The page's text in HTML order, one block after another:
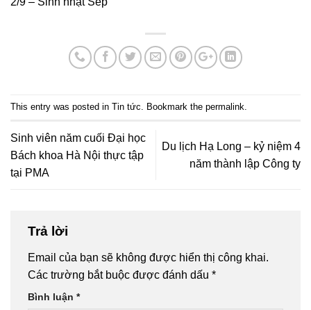
This entry was posted in Tin tức . Bookmark the permalink
Sinh viên năm cuối Đại học
Bách khoa Hà Nội thực tập
tại PMA
Du lịch Hạ Long – kỷ niệm 4
năm thành lập Công ty
Trả lời
Email của bạn sẽ không được hiển thị công khai.
Các trường bắt buộc được đánh dấu *
Bình luận *